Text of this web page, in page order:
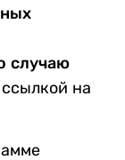
случаю
на